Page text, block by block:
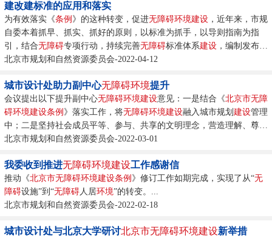
建改建标准的应用和落实
为有效落实《条例 》的这种转变，促进无障碍环境建设 ，近年来，市规
自委本着抓早、抓实、抓好的原则，以标准为抓手，以导则指南为指
引，结合无障碍专项行动，持续完善无障碍标准体系建设 ，编制发布涵
盖综合类、居住区、公共建筑、市政道路、轨道交通以及特定地区等一
北京市规划和自然资源委员会-2022-04-12
城市设计处助力副中心无障碍环境提升
会议提出以下提升副中心无障碍环境建设意见：一是结合《北京市无障
碍环境建设条例 》落实工作，将无障碍环境建设融入城市规划 建设管理
中；二是坚持社会成员平等、参与、共享的文明理念，营造理解、尊
重、关心和帮助残疾人、老年人等社会成员的良好氛围；三是按照我委
求并抓...
北京市规划和自然资源委员会-2022-03-01
我委收到推进无障碍环境建设工作感谢信
推动《北京市无障碍环境建设条例 》修订工作如期完成，实现了从“无
障碍设施”到“无障碍人居环境”的转变。...
北京市规划和自然资源委员会-2022-02-18
城市设计处与北京大学研讨北京市无障碍环境建设新举措